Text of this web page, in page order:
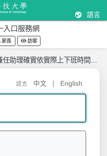
語言
入口服務網
家長 訪客
實依實際上下班時間登載出勤紀錄。
語言 中文 English